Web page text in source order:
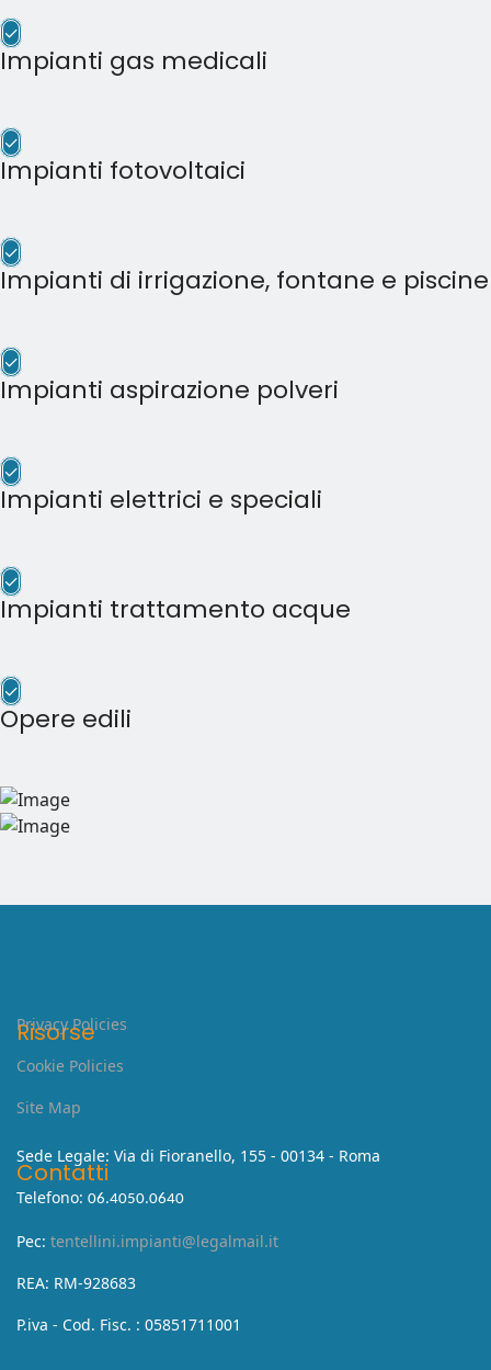
✓
Impianti gas medicali
✓
Impianti fotovoltaici
✓
Impianti di irrigazione, fontane e piscine
✓
Impianti aspirazione polveri
✓
Impianti elettrici e speciali
✓
Impianti trattamento acque
✓
Opere edili
Risorse
Privacy Policies
Cookie Policies
Site Map
Contatti
Sede Legale: Via di Fioranello, 155 - 00134 - Roma
Telefono: 06.4050.0640
Pec: tentellini.impianti@legalmail.it
REA: RM-928683
P.iva - Cod. Fisc. : 05851711001